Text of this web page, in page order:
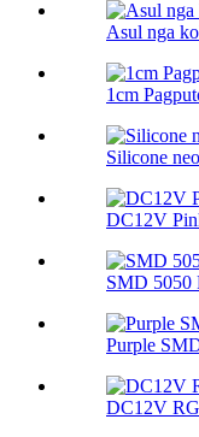
Asul nga
1cm
Silicone
DC12V
SMD 5050
Purple
DC12V